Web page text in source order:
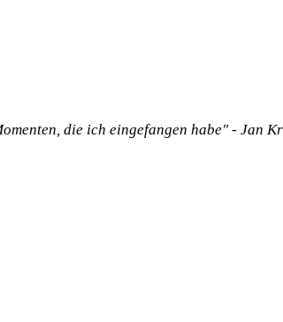
die ich eingefangen habe" - Jan